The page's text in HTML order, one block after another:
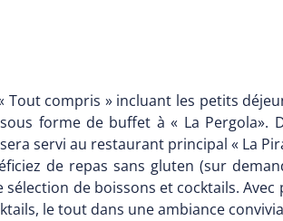
compris » incluant les petits
forme de buffet à « La Pergola».
servi au restaurant principal « La
de repas sans gluten (sur
de boissons et cocktails.
le tout dans une ambiance